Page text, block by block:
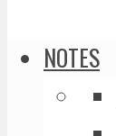
NOTES